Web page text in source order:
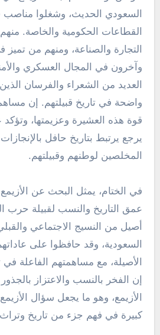
السعودي الحديث، وشغلوا مناصب
القطاعات الحكومية والخاصة.
التجارة والصناعة، ومنهم من تميز
وآخرون في المجال العسكري
العديد من الشعراء والفرسان
واضحة في تاريخ قبيلتهم. إن
قوة هذه العشيرة وعزيمتها،
يرجع يرتبط بتاريخ حافل
المخلصين لوطنهم وقبيلتهم.
في الختام، يمثل البحث عن
عمق التاريخ والنسب لقبيلة حرب
أصيل من النسيج الاجتماعي
السعودية، وقد حافظوا على
الأصيلة، مع مساهمتهم الفاعلة
إن الفخر بالنسب والاعتزاز
الأزيمع، وهو ما يجعل سؤال
كبيرة في فهم جزء من تاريخ